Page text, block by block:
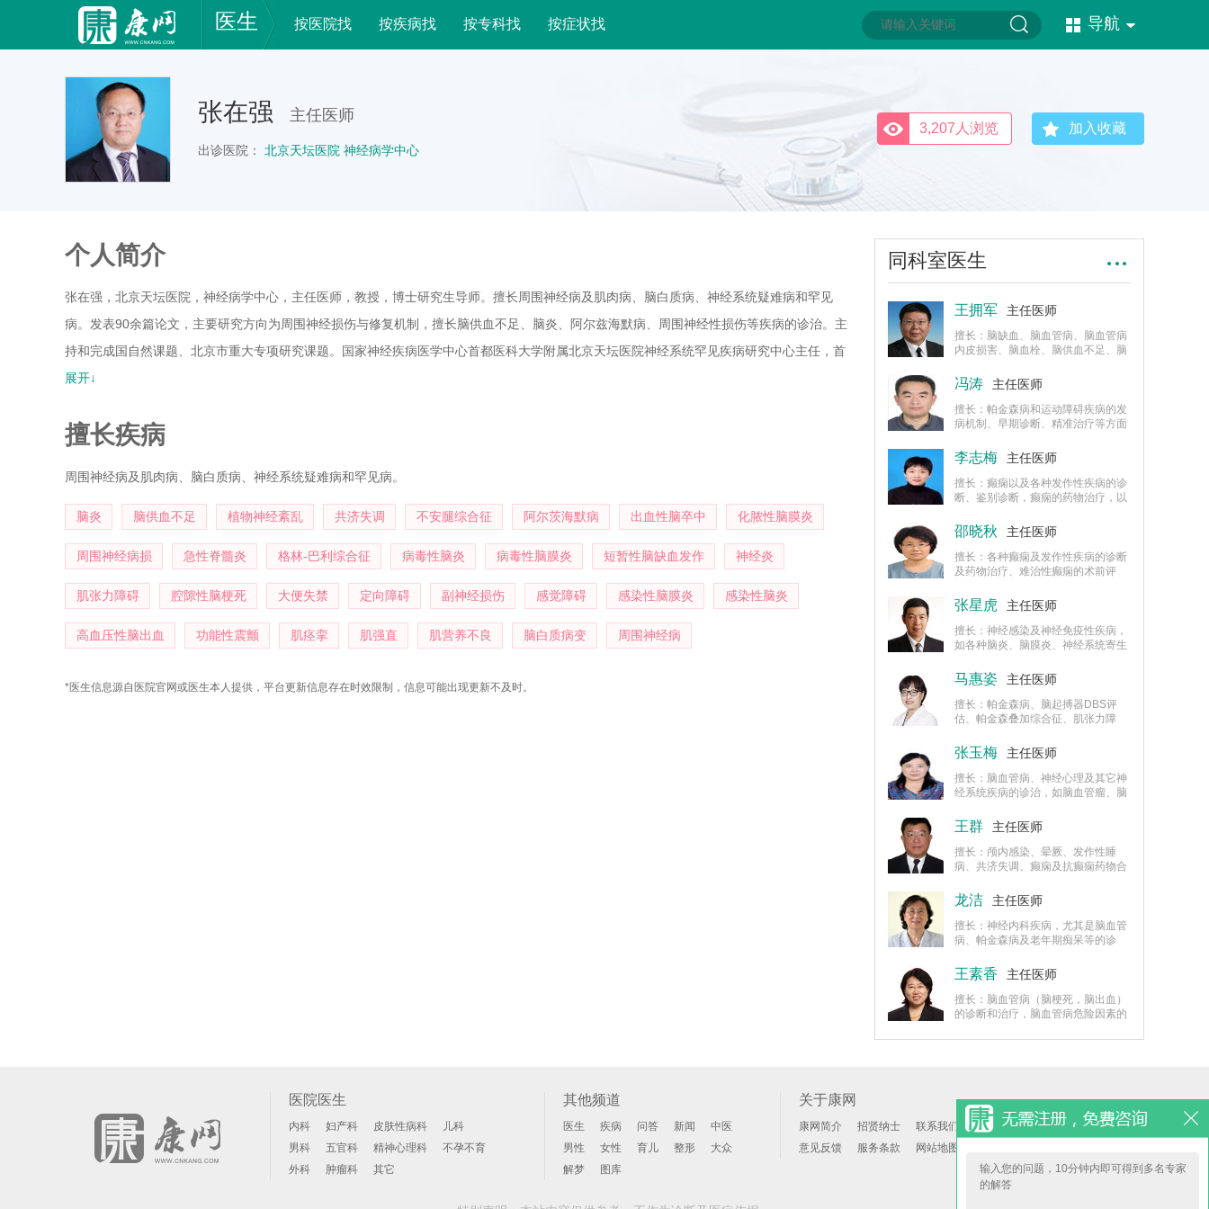
医生 按医院找 按疾病找 按专科找 按症状找 导航
张在强 主任医师
出诊医院： 北京天坛医院 神经病学中心
加入收藏
3,207人浏览
个人简介
张在强，北京天坛医院，神经病学中心，主任医师，教授，博士研究生导师。擅长周围神经病及肌肉病、脑白质病、神经系统疑难病和罕见
病。发表90余篇论文，主要研究方向为周围神经损伤与修复机制，擅长脑供血不足、脑炎、阿尔兹海默病、周围神经性损伤等疾病的诊治。主
持和完成国自然课题、北京市重大专项研究课题。国家神经疾病医学中心首都医科大学附属北京天坛医院神经系统罕见疾病研究中心主任，首
都医科大学附属北京天坛医院神经病学神经肌肉病科主任。任中华医学会神经病学分会神经肌肉病学组副组长、中华医学会神经病学分会神经
会常务委员。
展开↓
擅长疾病
周围神经病及肌肉病、脑白质病、神经系统疑难病和罕见病。
脑炎 脑供血不足 植物神经紊乱 共济失调 不安腿综合征 阿尔茨海默病 出血性脑卒中 化脓性脑膜炎
周围神经病损 急性脊髓炎 格林-巴利综合征 病毒性脑炎 病毒性脑膜炎 短暂性脑缺血发作 神经炎
肌张力障碍 腔隙性脑梗死 大便失禁 定向障碍 副神经损伤 感觉障碍 感染性脑膜炎 感染性脑炎
高血压性脑出血 功能性震颤 肌痉挛 肌强直 肌营养不良 脑白质病变 周围神经病
*医生信息源自医院官网或医生本人提供，平台更新信息存在时效限制，信息可能出现更新不及时。
同科室医生
王拥军 主任医师
擅长：脑缺血、脑血管病、脑血管病
内皮损害、脑血栓、脑供血不足、脑
冯涛 主任医师
擅长：帕金森病和运动障碍疾病的发
病机制、早期诊断、精准治疗等方面
果。擅长帕金森病、震颤、帕金森叠
加综合征、老年痴呆症、各种类型癫
痫等疾病的治疗和研究。
李志梅 主任医师
擅长：癫痫以及各种发作性疾病的诊
断、鉴别诊断，癫痫的药物治疗，以
邵晓秋 主任医师
擅长：各种癫痫及发作性疾病的诊断
及药物治疗、难治性癫痫的术前评
张星虎 主任医师
擅长：神经感染及神经免疫性疾病，
如各种脑炎、脑膜炎、神经系统寄生
无力、格林－巴利综合征等。
马惠姿 主任医师
擅长：帕金森病、脑起搏器DBS评
估、帕金森叠加综合征、肌张力障
症、抑郁症、睡眠障碍、老年痴呆
症、不安腿综合征、脑血管病等疾病
的诊治。
张玉梅 主任医师
擅长：脑血管病、神经心理及其它神
经系统疾病的诊治，如脑血管瘤、脑
王群 主任医师
擅长：颅内感染、晕厥、发作性睡
病、共济失调、癫痫及抗癫痫药物合
龙洁 主任医师
擅长：神经内科疾病，尤其是脑血管
病、帕金森病及老年期痴呆等的诊
王素香 主任医师
擅长：脑血管病（脑梗死，脑出血）
的诊断和治疗，脑血管病危险因素的
病伴发的精神心理疾病（焦虑抑郁状
医院医生
内科 妇产科 皮肤性病科
儿科
男科
五官科 精神心理科
不孕不育
外科
肿瘤科 其它
其他频道
医生 疾病 问答 新闻
中医
男性
女性 育儿 整形
大众
解梦
图库
关于康网
康网简介 招贤纳士
联系我们
意见反馈
服务条款 网站地图